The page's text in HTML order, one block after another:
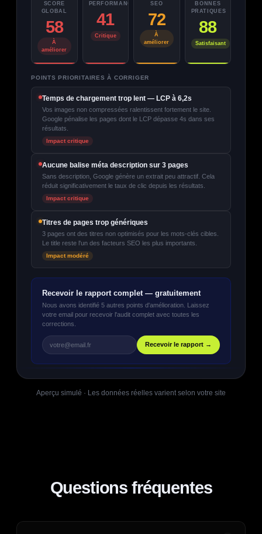
SCORE
GLOBAL
58
À
améliorer
PERFORMANCE
41
Critique
SEO
72
À
améliorer
BONNES
PRATIQUES
88
Satisfaisant
POINTS PRIORITAIRES À CORRIGER
Temps de chargement trop lent — LCP à 6,2s
Vos images non compressées ralentissent fortement le site.
Google pénalise les pages dont le LCP dépasse 4s dans ses
résultats.
Impact critique
Aucune balise méta description sur 3 pages
Sans description, Google génère un extrait peu attractif. Cela
réduit significativement le taux de clic depuis les résultats.
Impact critique
Titres de pages trop génériques
3 pages ont des titres non optimisés pour les mots-clés cibles.
Le title reste l'un des facteurs SEO les plus importants.
Impact modéré
Recevoir le rapport complet — gratuitement
Nous avons identifié 5 autres points d'amélioration. Laissez
votre email pour recevoir l'audit complet avec toutes les
corrections.
votre@email.fr Recevoir le rapport →
Aperçu simulé · Les données réelles varient selon votre site
Questions fréquentes